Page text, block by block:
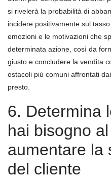
si rivelerà la probabilità di
incidere positivamente sul
emozioni e le motivazioni che
determinata azione, così da
giusto e concludere la vendita
ostacoli più comuni affrontati
presto.
6. Determina
hai bisogno
aumentare la
del cliente